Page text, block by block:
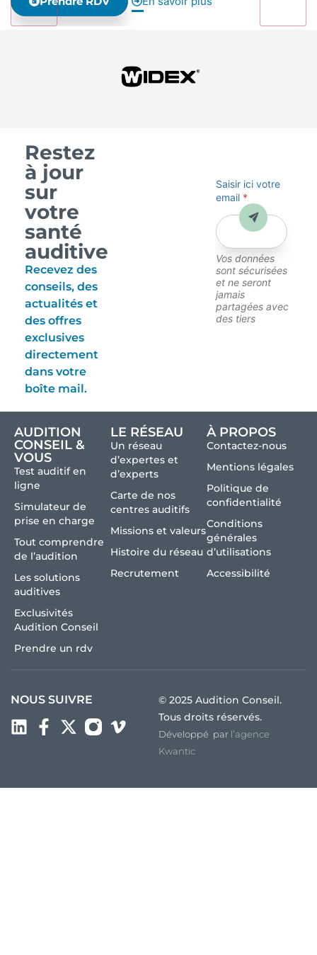
Restez
à jour
sur
votre
santé
auditive
Recevez des
conseils, des
actualités et
des offres
exclusives
directement
dans votre
boîte mail.
Saisir ici votre
email *
Vos données
sont sécurisées
et ne seront
jamais
partagées avec
des tiers
Envoyer
AUDITION
CONSEIL &
VOUS
Test auditif en
ligne
Simulateur de
prise en charge
Tout comprendre
de l’audition
Les solutions
auditives
Exclusivités
Audition Conseil
Prendre un rdv
LE RÉSEAU
Un réseau
d’expertes et
d’experts
Carte de nos
centres auditifs
Missions et valeurs
Histoire du réseau
Recrutement
À PROPOS
Contactez-nous
Mentions légales
Politique de
confidentialité
Conditions
générales
d’utilisations
Accessibilité
NOUS SUIVRE
© 2025 Audition Conseil.
Tous droits réservés.
Développé par l’agence
Kwantic